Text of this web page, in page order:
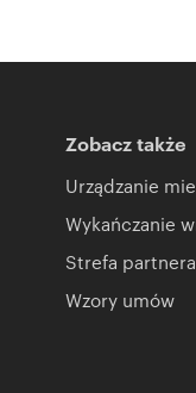
Zobacz także
Urządzanie
Wykańczanie
Strefa partnera
Wzory umów